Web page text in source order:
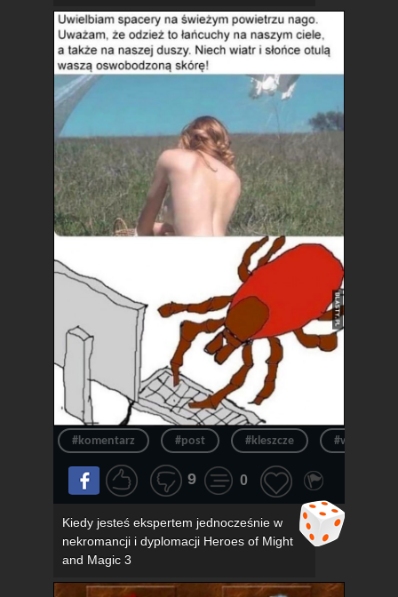
#komentarz #post #kleszcze #wpis
9 0
Kiedy jesteś ekspertem jednocześnie w
nekromancji i dyplomacji Heroes of Might
and Magic 3